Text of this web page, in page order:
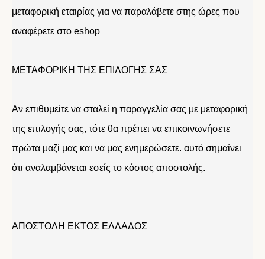
μεταφορική εταιρίας για να παραλάβετε στης ώρες που
αναφέρετε στο eshop
ΜΕΤΑΦΟΡΙΚΗ ΤΗΣ ΕΠΙΛΟΓΗΣ ΣΑΣ
Αν επιθυμείτε να σταλεί η παραγγελία σας με μεταφορική
της επιλογής σας, τότε θα πρέπει να επικοινωνήσετε
πρώτα μαζί μας και να μας ενημερώσετε. αυτό σημαίνει
ότι αναλαμβάνεται εσείς το κόστος αποστολής.
ΑΠΟΣΤΟΛΗ ΕΚΤΟΣ ΕΛΛΑΔΟΣ